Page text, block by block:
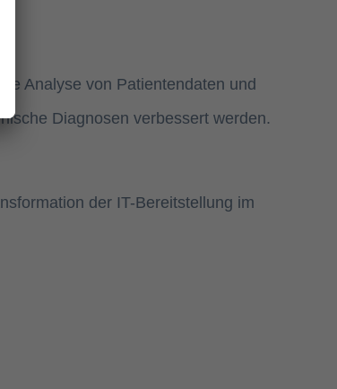
Analyse von Patientendaten und
Diagnosen verbessert werden.
der IT-Bereitstellung im